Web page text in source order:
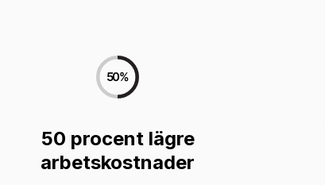
50 procent lägre
arbetskostnader